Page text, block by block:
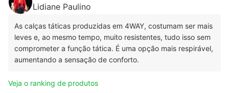
Lidiane Paulino
As calças táticas produzidas em 4WAY, costumam ser mais
leves e, ao mesmo tempo, muito resistentes, tudo isso sem
comprometer a função tática. É uma opção mais respirável,
aumentando a sensação de conforto.
Veja o ranking de produtos